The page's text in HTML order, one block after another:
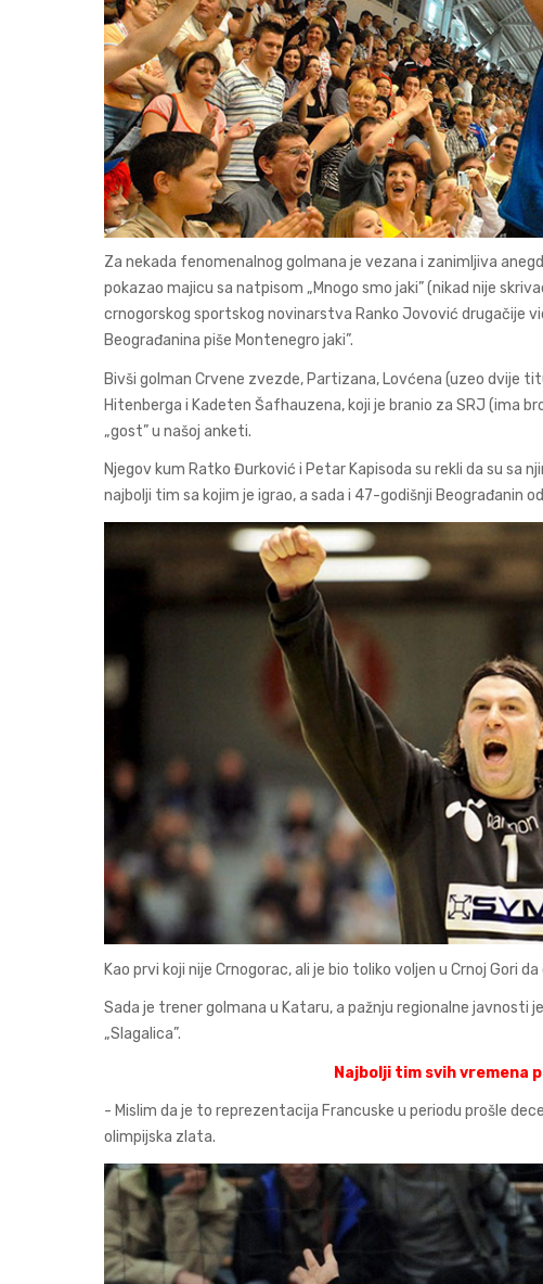
Za nekada fenomenalnog golmana je vezana i zanimljiva
pokazao majicu sa natpisom „Mnogo smo jaki” (nikad nije
crnogorskog sportskog novinarstva Ranko Jovović drugačije
Beograđanina piše Montenegro jaki”.
Bivši golman Crvene zvezde, Partizana, Lovćena (uzeo dvije
Hitenberga i Kadeten Šafhauzena, koji je branio za SRJ (ima
„gost” u našoj anketi.
Njegov kum Ratko Đurković i Petar Kapisoda su rekli da su sa
najbolji tim sa kojim je igrao, a sada i 47-godišnji Beograđanin
Kao prvi koji nije Crnogorac, ali je bio toliko voljen u Crnoj Gori
Sada je trener golmana u Kataru, a pažnju regionalne javnosti
„Slagalica”.
Najbolji tim svih vremena
- Mislim da je to reprezentacija Francuske u periodu prošle
olimpijska zlata.